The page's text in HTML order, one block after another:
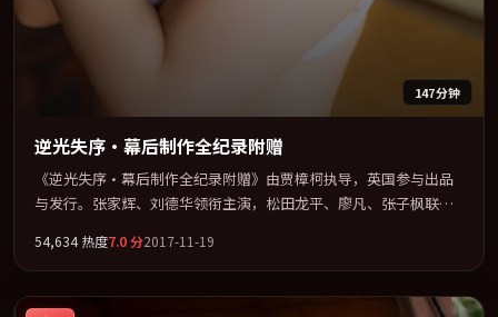
147分钟
逆光失序·幕后制作全纪录附赠
《逆光失序·幕后制作全纪录附赠》由贾樟柯执导，英国参与出品
与发行。张家辉、刘德华领衔主演，松田龙平、廖凡、张子枫联袂
幻」类型为骨架，在叙事、表演与视听上力求统一。定于 2017-08-
12 在内地院线及主流平台同步亮相，2017 年度话题片中口碑稳健，
适合喜欢强情节与人物弧光的观众完整观看。
54,634热度7.0分2017-11-19